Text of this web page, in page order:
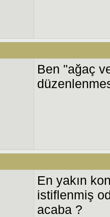
Ben "ağaç
En yakın
istiflenmiş
acaba ?